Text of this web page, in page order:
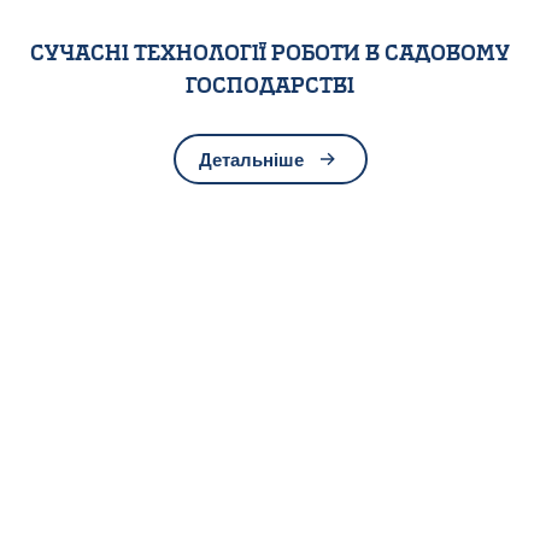
Сучасні технології роботи в садовому
господарстві
Детальніше